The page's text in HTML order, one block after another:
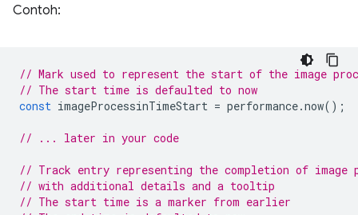
Contoh:
// Mark used to represent the start of the image
// The start time is defaulted to now
const imageProcessinTimeStart = performance.now();
// ... later in your code
// Track entry representing the completion of image
// with additional details and a tooltip
// The start time is a marker from earlier